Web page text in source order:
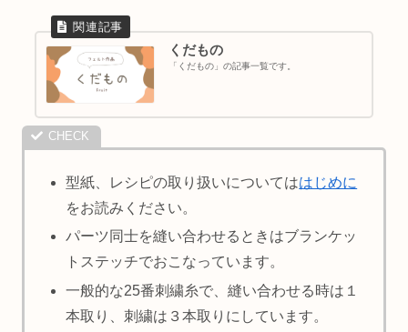
くだもの
「くだもの」の記事一覧です。
型紙、レシピの取り扱いについてははじめに
をお読みください。
パーツ同士を縫い合わせるときはブランケッ
トステッチでおこなっています。
一般的な25番刺繍糸で、縫い合わせる時は１
本取り、刺繍は３本取りにしています。